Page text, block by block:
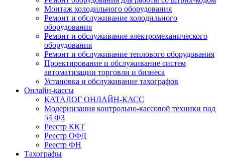
Монтаж холодильного оборудования
Ремонт и обслуживание холодильного
оборудования
Ремонт и обслуживание электромеханического
оборудования
Ремонт и обслуживание теплового оборудования
Проектирование и обслуживание систем
автоматизации торговли и бизнеса
Установка и обслуживание тахографов
Онлайн-кассы
КАТАЛОГ ОНЛАЙН-КАСС
Модернизация контрольно-кассовой техники под
54 ФЗ
Реестр ККТ
Реестр ОФД
Реестр ФН
Тахографы